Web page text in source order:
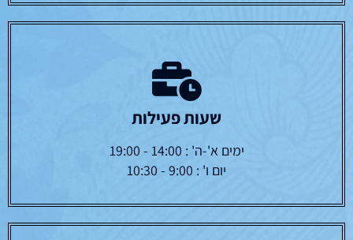
שעות פעילות
ימים א'-ה' : 14:00 - 19:00
יום ו' : 9:00 - 10:30